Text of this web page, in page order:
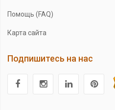
Помощь (FAQ)
Карта сайта
Подпишитесь на нас